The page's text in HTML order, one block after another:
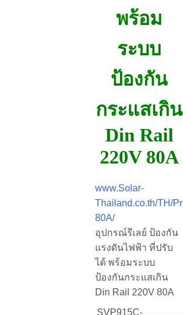
พร้อม
ระบบ
ป้องกัน
กระแสเกิน
Din Rail
220V 80A
www.Solar-
Thailand.co.th/TH/
80A/
อุปกรณ์รีเลย์ ป้องกัน
แรงดันไฟฟ้า ที่ปรับ
ได้ พร้อมระบบ
ป้องกันกระแสเกิน
Din Rail 220V 80A
SVP915C-